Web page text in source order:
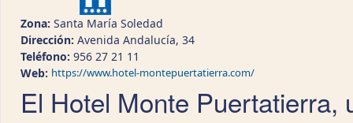
Zona: Santa María Soledad
Dirección: Avenida Andalucía, 34
Teléfono: 956 27 21 11
Web: https://www.hotel-montepuertatierra.com/
El Hotel Monte